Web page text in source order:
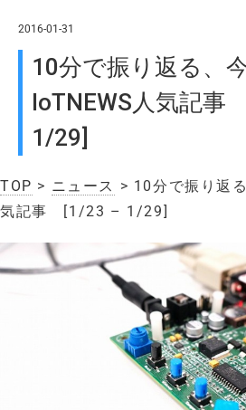
2016-01-31
10分で振り返る、
IoTNEWS人気記
1/29]
TOP > ニュース > 10分で振り返
気記事 [1/23 – 1/29]